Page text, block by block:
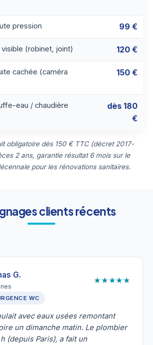
pression 99 €
(robinet, joint) 120 €
cachée (caméra
150 €
eau / chaudière
dès 180
€
obligatoire dès 150 € TTC (décret 2017-
2 ans, garantie résultat 6 mois sur le
pour les rénovations sanitaires.
clients récents
G.
★★★★★
WC
avec eaux usées remontant
un dimanche matin. Le plombier
(depuis Paris), a fait un